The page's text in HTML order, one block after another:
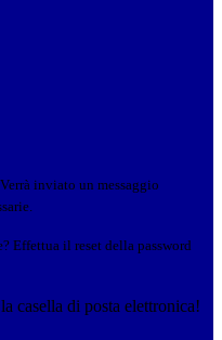
Verrà inviato un messaggio
Effettua il reset della password
casella di posta elettronica!